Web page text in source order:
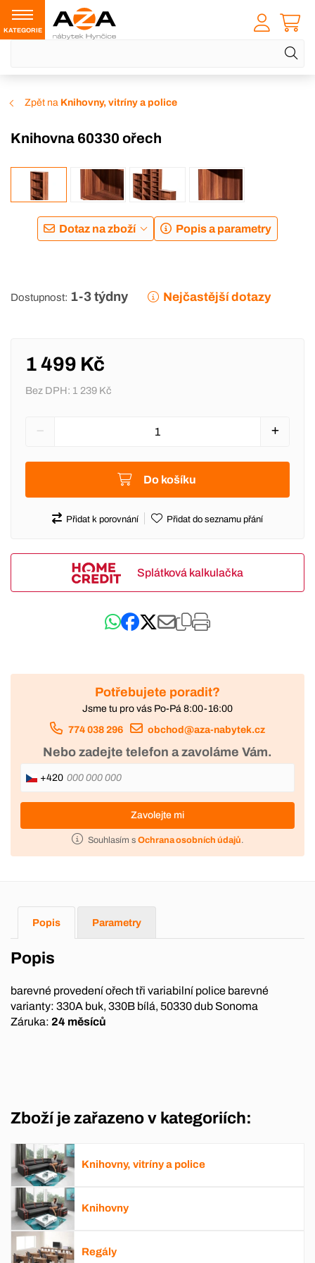
KATEGORIE
Zpět na Knihovny, vitríny a police
Knihovna 60330 ořech
Dotaz na zboží Popis a parametry
Dostupnost: 1-3 týdny Nejčastější dotazy
1 499 Kč
Bez DPH: 1 239 Kč
Do košíku
Přidat k porovnání Přidat do seznamu přání
Splátková kalkulačka
Potřebujete poradit?
Jsme tu pro vás Po-Pá 8:00-16:00
774 038 296 obchod@aza-nabytek.cz
Nebo zadejte telefon a zavoláme Vám.
+420
Zavolejte mi
Souhlasím s Ochrana osobních údajů.
Popis Parametry
Popis
barevné provedení ořech tři variabilní police barevné
varianty: 330A buk, 330B bílá, 50330 dub Sonoma
Záruka: 24 měsíců
Zboží je zařazeno v kategoriích:
Knihovny, vitríny a police
Knihovny
Regály